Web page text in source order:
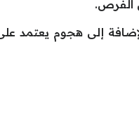
الفرص.
إلى هجوم يعتمد